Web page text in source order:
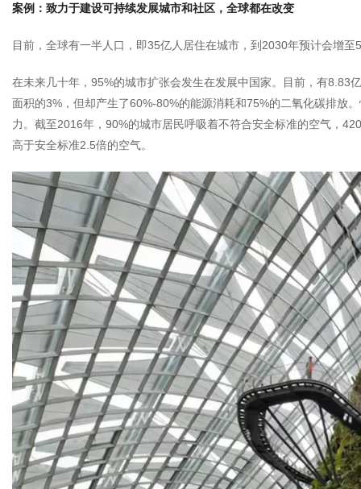
案例：致力于建设可持续发展城市和社区，全球都在改变
目前，全球有一半人口，即35亿人居住在城市，到2030年预计会增至
在未来几十年，95%的城市扩张会发生在发展中国家。目前，有8.83
面积的3%，但却产生了60%-80%的能源消耗和75%的二氧化碳排放
力。截至2016年，90%的城市居民呼吸着不符合安全标准的空气，
高于安全标准2.5倍的空气。